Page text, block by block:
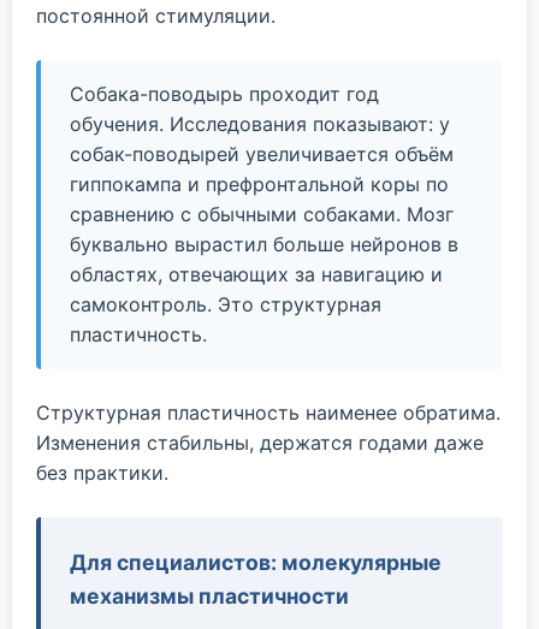
постоянной стимуляции.
Собака-поводырь проходит год
обучения. Исследования показывают: у
собак-поводырей увеличивается объём
гиппокампа и префронтальной коры по
сравнению с обычными собаками. Мозг
буквально вырастил больше нейронов в
областях, отвечающих за навигацию и
самоконтроль. Это структурная
пластичность.
Структурная пластичность наименее обратима.
Изменения стабильны, держатся годами даже
без практики.
Для специалистов: молекулярные
механизмы пластичности